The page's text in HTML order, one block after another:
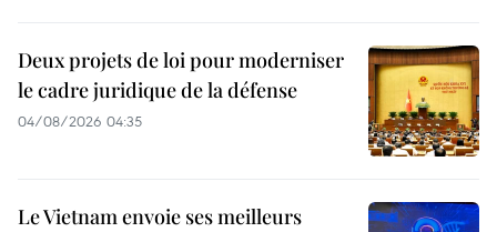
Deux projets de loi pour moderniser
le cadre juridique de la défense
04/08/2026 04:35
Le Vietnam envoie ses meilleurs